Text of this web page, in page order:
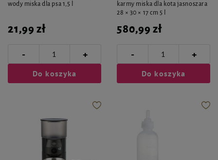
wody miska dla psa 1,5 l
21,99 zł
- +
Do koszyka
karmy miska dla kota jasnoszara
28 × 30 × 17 cm 5 l
580,99 zł
- +
Do koszyka